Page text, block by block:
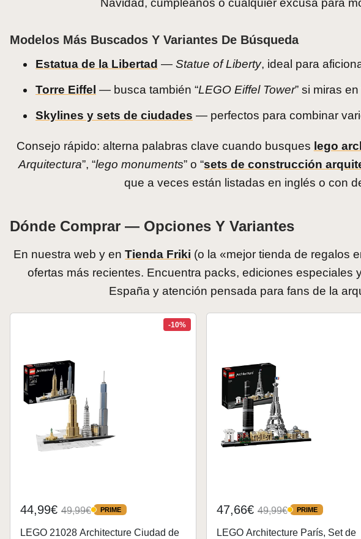
Navidad, cumpleaños o cualquier excusa para
Modelos Más Buscados Y Variantes De Búsqueda
Estatua de la Libertad — Statue of Liberty, ideal para
Torre Eiffel — busca también “LEGO Eiffel Tower” si miras
Skylines y sets de ciudades — perfectos para combinar
Consejo rápido: alterna palabras clave cuando busques lego
Arquitectura”, “lego monuments” o “sets de construcción
que a veces están listadas en inglés o con
Dónde Comprar — Opciones Y Variantes
En nuestra web y enTienda Friki (o la «mejor tienda de regalos
ofertas más recientes. Encuentra packs, ediciones especiales
España y atención pensada para fans de la
-10%
44,99€ 49,99€ PRIME
PRIME
LEGO 21028 Architecture Ciudad de
47,66€49,99€ PRIME
PRIME
LEGO Architecture París, Set de